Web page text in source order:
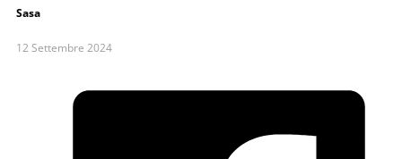
Sasa
12 Settembre 2024